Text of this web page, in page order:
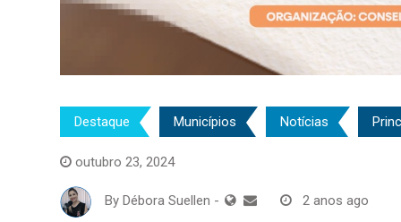
Destaque Municípios Notícias
outubro 23, 2024
By Débora Suellen - 2 anos ago